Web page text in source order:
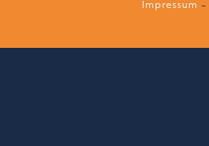
Impressum -